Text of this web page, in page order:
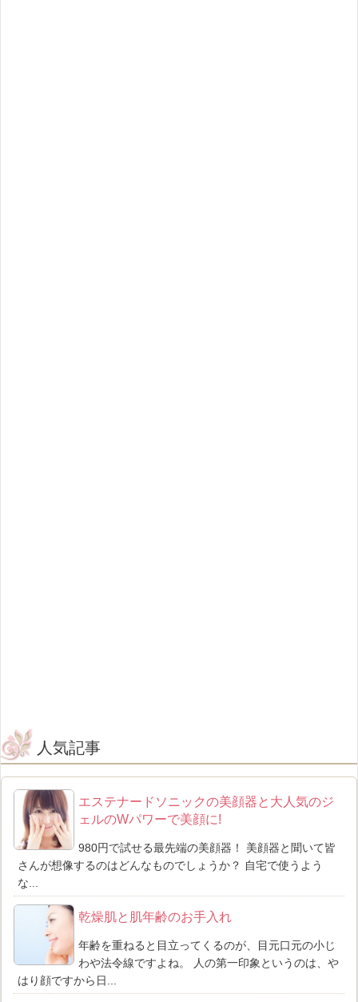
人気記事
エステナードソニックの美顔器と大人気のジ
ェルのWパワーで美顔に!
980円で試せる最先端の美顔器！ 美顔器と聞いて皆
さんが想像するのはどんなものでしょうか？ 自宅で使うよう
な...
乾燥肌と肌年齢のお手入れ
年齢を重ねると目立ってくるのが、目元口元の小じ
わや法令線ですよね。 人の第一印象というのは、や
はり顔ですから日...